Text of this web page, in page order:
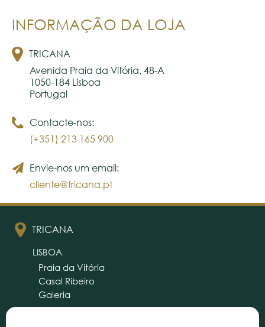
INFORMAÇÃO DA LOJA
TRICANA
Avenida Praia da Vitória, 48-A
1050-184 Lisboa
Portugal
Contacte-nos:
(+351) 213 165 900
Envie-nos um email:
cliente@tricana.pt
TRICANA
LISBOA
Praia da Vitória
Casal Ribeiro
Galeria
PORTO